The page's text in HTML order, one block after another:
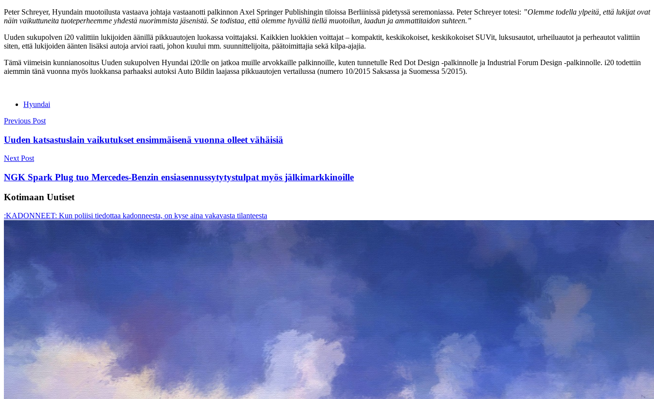
Peter Schreyer, Hyundain muotoilusta vastaava johtaja vastaanotti palkinnon Axel Springer Publishingin tiloissa Berliinissä pidetyssä seremoniassa. Peter Schreyer totesi: ”Olemme todella ylpeitä, että lukijat ovat
näin vaikuttuneita tuoteperheemme yhdestä nuorimmista jäsenistä. Se todistaa, että olemme hyvällä tiellä muotoilun, laadun ja ammattitaidon suhteen.”
Uuden sukupolven i20 valittiin lukijoiden äänillä pikkuautojen luokassa voittajaksi. Kaikkien luokkien voittajat – kompaktit, keskikokoiset, keskikokoiset SUVit, luksusautot, urheiluautot ja perheautot valittiin
siten, että lukijoiden äänten lisäksi autoja arvioi raati, johon kuului mm. suunnittelijoita, päätoimittajia sekä kilpa-ajajia.
Tämä viimeisin kunnianosoitus Uuden sukupolven Hyundai i20:lle on jatkoa muille arvokkaille palkinnoille, kuten tunnetulle Red Dot Design -palkinnolle ja Industrial Forum Design -palkinnolle. i20 todettiin
aiemmin tänä vuonna myös luokkansa parhaaksi autoksi Auto Bildin laajassa pikkuautojen vertailussa (numero 10/2015 Saksassa ja Suomessa 5/2015).
Hyundai
Post
navigation
Previous Post
Uuden katsastuslain vaikutukset ensimmäisenä vuonna olleet vähäisiä
Next Post
NGK Spark Plug tuo Mercedes-Benzin ensiasennussytytystulpat myös jälkimarkkinoille
Kotimaan Uutiset
:KADONNEET: Kun poliisi tiedottaa kadonneesta, on kyse aina vakavasta tilanteesta